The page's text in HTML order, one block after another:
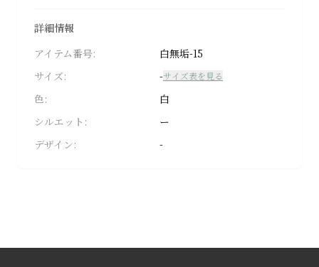
Menu
七
五
三
成
ト
詳細情報
アイテム番号:
白無垢-15
サイズ:
-サイズ表を見る
色:
白
シルエット:
ー
デザイン:
-